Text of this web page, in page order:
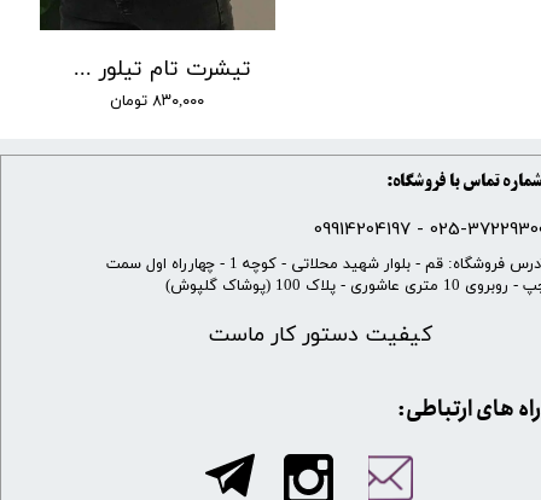
تیشرت تام تیلور کوتاه کد 20
۸۳۰,۰۰۰ تومان
شماره تماس با فروشگاه:
025-37229300 -
کیفیت دستور کار ماست
​آدرس فروشگاه: قم - بلوار شهید محلاتی - کوچه 1 - چهارراه اول سمت
10 متری عاشوری - پلاک 100 (پوشاک گلپوش)
​​راه های ارتباطی: